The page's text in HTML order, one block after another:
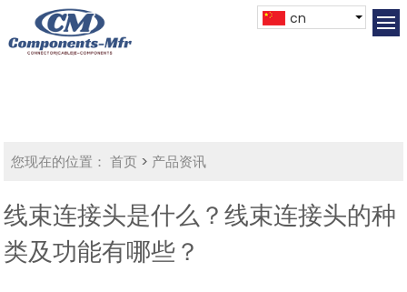
cn
您现在的位置： 首页 > 产品资讯
线束连接头是什么？线束连接头的种
类及功能有哪些？